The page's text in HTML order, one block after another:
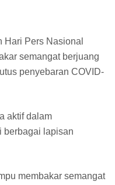
Hari Pers Nasional
semangat berjuang
penyebaran COVID-
aktif dalam
berbagai lapisan
membakar semangat